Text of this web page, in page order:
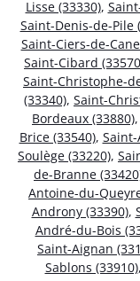
Lisse (33330),
Saint-Denis-de-Pile
Saint-Ciers-de-
Saint-Cibard
Saint-Christophe-
(33340), Saint-
Bordeaux (33880),
Brice (33540),
Soulège (33220),
de-Branne
Antoine-du-
Androny (33390),
André-du-Bois
Saint-Aignan
Sablons (33910),